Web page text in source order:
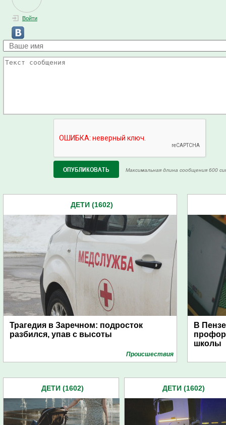
Войти
Максимальная длина сообщения 600
ДЕТИ (1602)
Трагедия в Заречном: подросток
разбился, упав с высоты
Проиcшествия
В
школы
ДЕТИ (1602) ДЕТИ (1602)